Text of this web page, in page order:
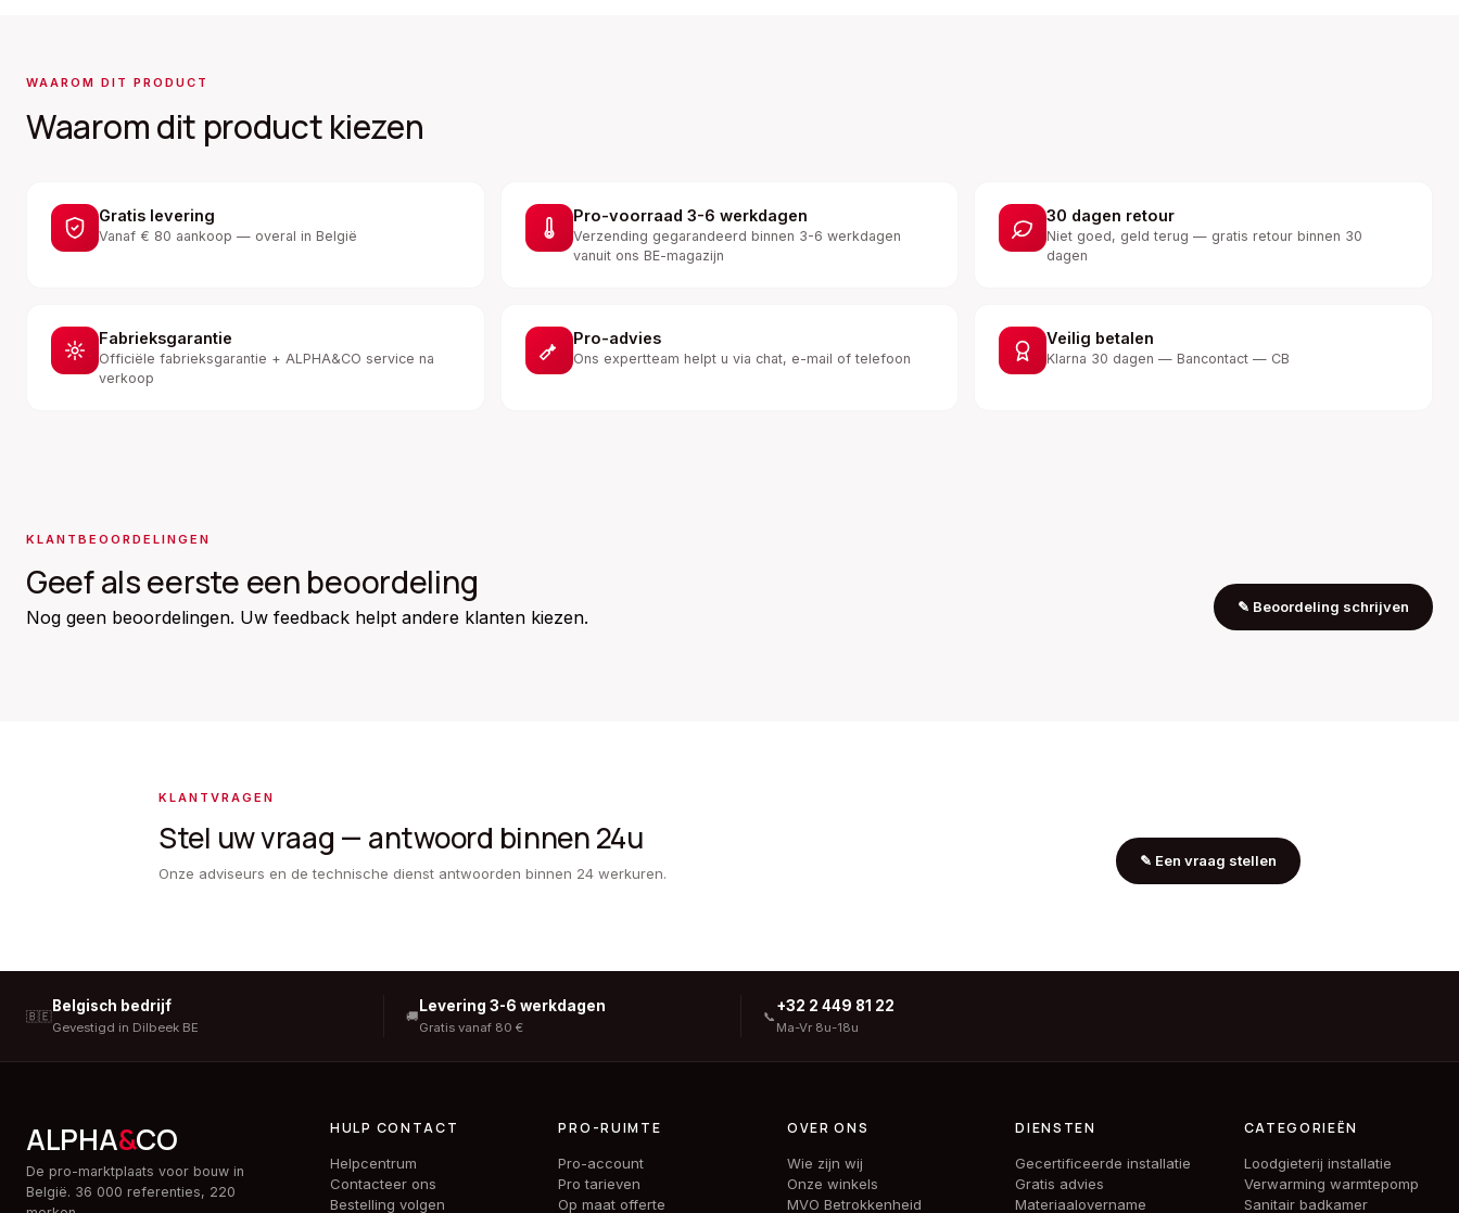
WAAROM DIT PRODUCT
Waarom dit product kiezen
Gratis levering
Vanaf € 80 aankoop — overal in België
Pro-voorraad 3-6 werkdagen
Verzending gegarandeerd binnen 3-6 werkdagen
vanuit ons BE-magazijn
30 dagen retour
Niet goed, geld terug — gratis retour binnen 30
dagen
Fabrieksgarantie
Officiële fabrieksgarantie + ALPHA&CO service na
verkoop
Pro-advies
Ons expertteam helpt u via chat, e-mail of telefoon
Veilig betalen
Klarna 30 dagen — Bancontact — CB
KLANTBEOORDELINGEN
Geef als eerste een beoordeling
Nog geen beoordelingen. Uw feedback helpt andere klanten kiezen. ✎ Beoordeling schrijven
KLANTVRAGEN
Stel uw vraag — antwoord binnen 24u
Onze adviseurs en de technische dienst antwoorden binnen 24 werkuren.
✎ Een vraag stellen
🇧🇪
Belgisch bedrijf
Gevestigd in Dilbeek BE
🚚
Levering 3-6 werkdagen
Gratis vanaf 80 €
📞
+32 2 449 81 22
Ma-Vr 8u-18u
ALPHA&CO
De pro-marktplaats voor bouw in
België. 36 000 referenties, 220
HULP CONTACT
Helpcentrum
Contacteer ons
Bestelling volgen
PRO-RUIMTE
Pro-account
Pro tarieven
Op maat offerte
OVER ONS
Wie zijn wij
Onze winkels
MVO Betrokkenheid
DIENSTEN
Gecertificeerde installatie
Gratis advies
Materiaalovername
CATEGORIEËN
Loodgieterij installatie
Verwarming warmtepomp
Sanitair badkamer